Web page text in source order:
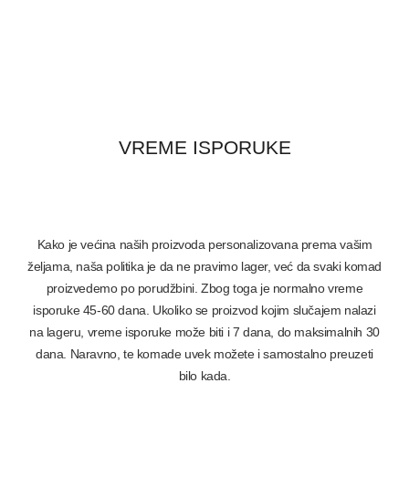
VREME ISPORUKE
Kako je većina naših proizvoda personalizovana prema vašim
željama, naša politika je da ne pravimo lager, već da svaki komad
proizvedemo po porudžbini. Zbog toga je normalno vreme
isporuke 45-60 dana. Ukoliko se proizvod kojim slučajem nalazi
na lageru, vreme isporuke može biti i 7 dana, do maksimalnih 30
dana. Naravno, te komade uvek možete i samostalno preuzeti
bilo kada.